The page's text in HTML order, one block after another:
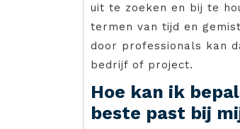
uit te zoeken en bij te
termen van tijd en
door professionals kan
bedrijf of project.
Hoe kan ik
beste past bij